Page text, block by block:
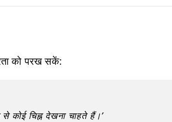
को परख सकें:
चिह्न देखना चाहते हैं।’